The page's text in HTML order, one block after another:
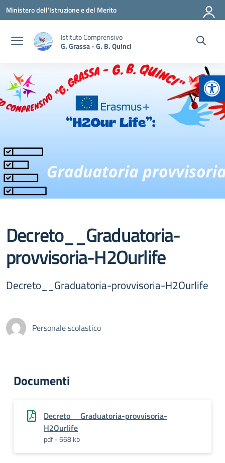
Vai ai contenuti
Vai al menu di navigazione
Vai al footer
Ministero dell'Istruzione e del Merito
Istituto Comprensivo
G. Grassa - G. B. Quinci
Decreto__Graduatoria-
provvisoria-H2Ourlife
Decreto__Graduatoria-provvisoria-H2Ourlife
Personale scolastico
Documenti
Decreto__Graduatoria-provvisoria-
H2Ourlife
pdf - 668 kb